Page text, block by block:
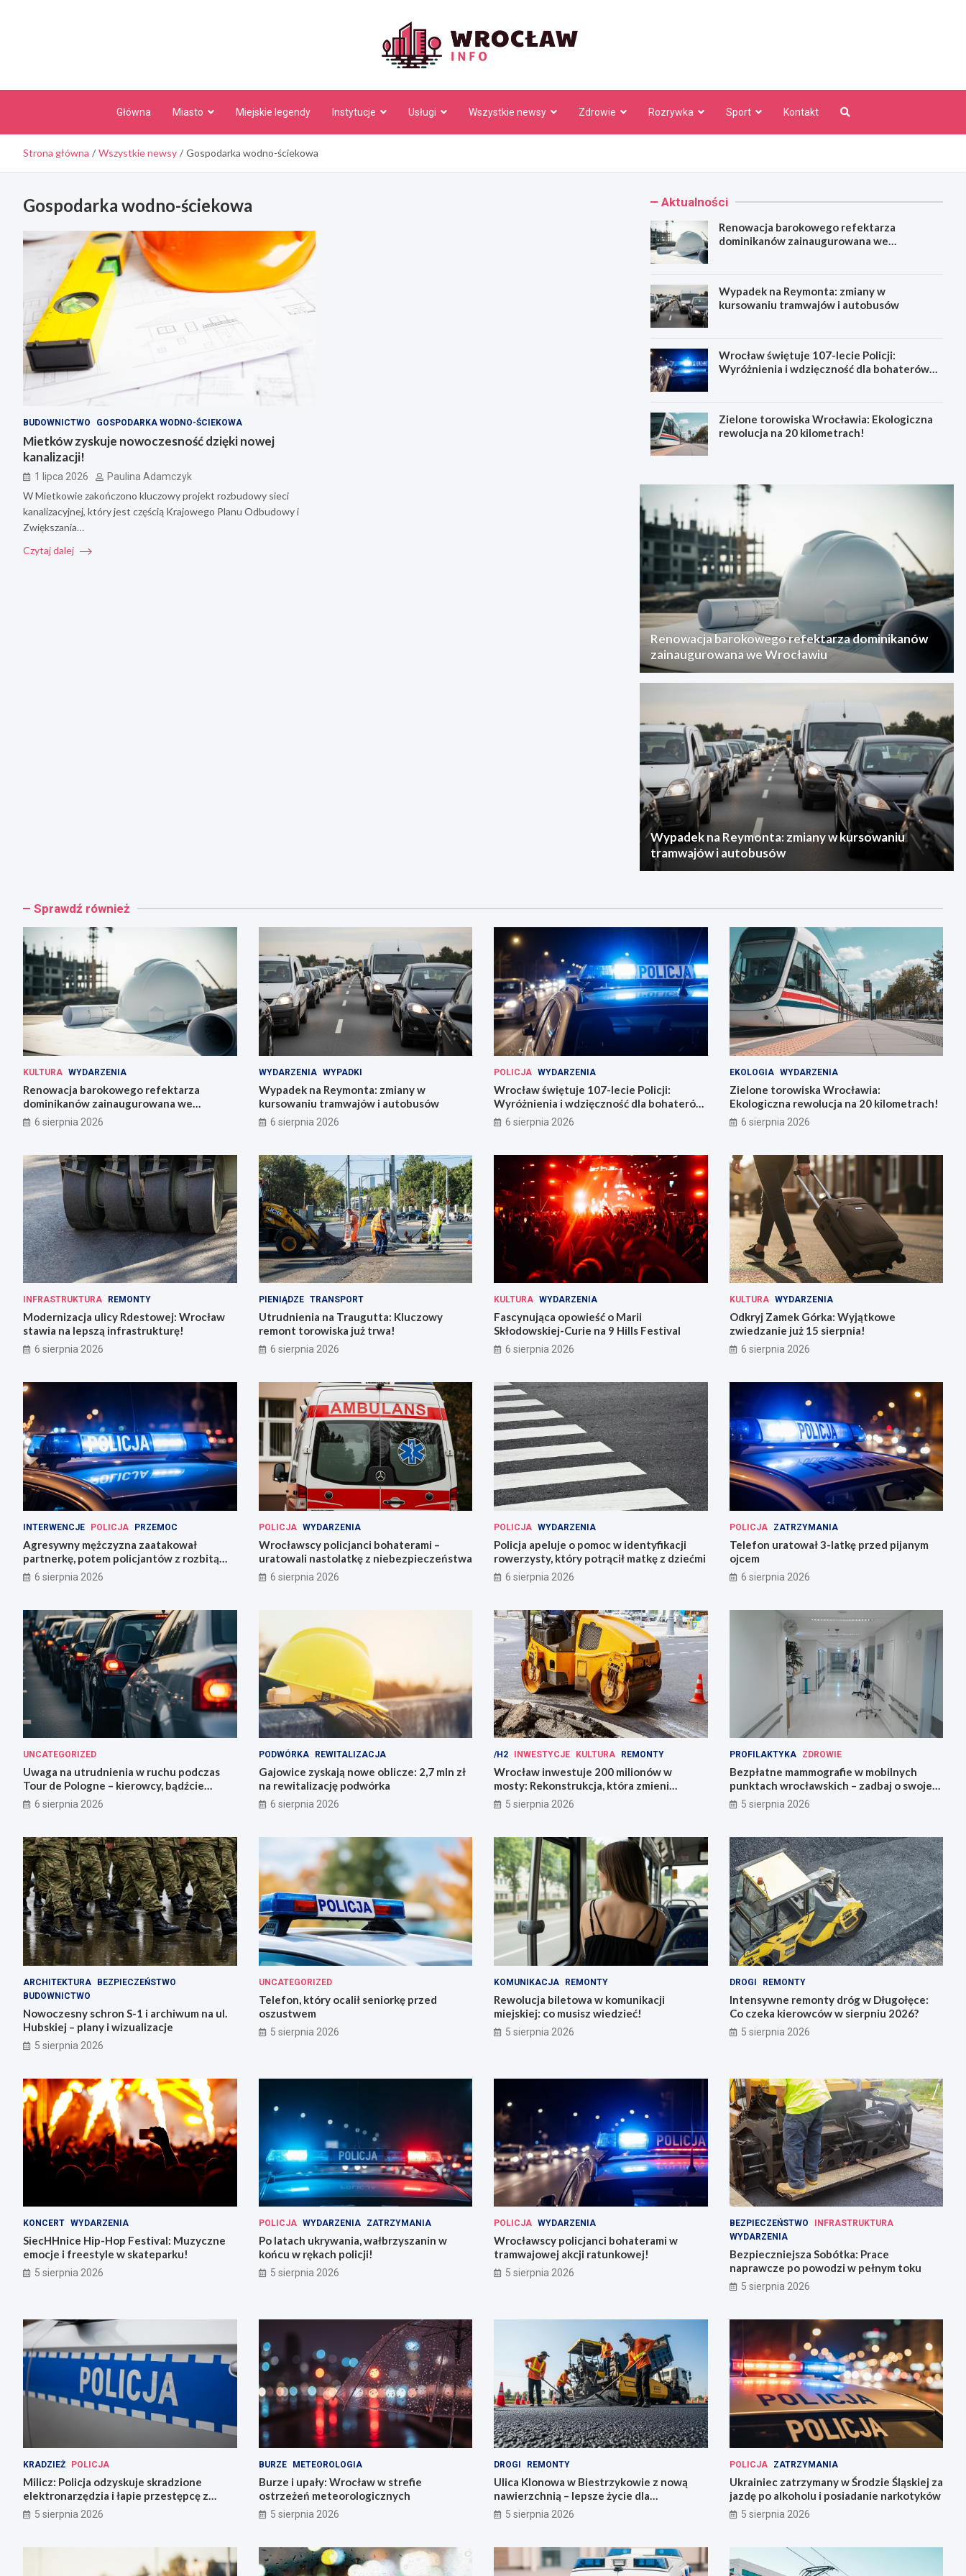
Główna Miasto Miejskie legendy Instytucje Usługi Wszystkie newsy Zdrowie Rozrywka Sport Kontakt
Strona główna Wszystkie newsy Gospodarka wodno-ściekowa
Gospodarka wodno-ściekowa
BUDOWNICTWO GOSPODARKA WODNO-ŚCIEKOWA
Mietków zyskuje nowoczesność dzięki nowej
kanalizacji!
1 lipca 2026 Paulina Adamczyk
W Mietkowie zakończono kluczowy projekt rozbudowy sieci
kanalizacyjnej, który jest częścią Krajowego Planu Odbudowy i
Zwiększania…
Czytaj dalej
Aktualności
Renowacja barokowego refektarza
dominikanów zainaugurowana we
Wypadek na Reymonta: zmiany w
kursowaniu tramwajów i autobusów
Wrocław świętuje 107-lecie Policji:
Wyróżnienia i wdzięczność dla bohaterów
Zielone torowiska Wrocławia: Ekologiczna
rewolucja na 20 kilometrach!
Renowacja barokowego refektarza dominikanów
zainaugurowana we Wrocławiu
Wypadek na Reymonta: zmiany w kursowaniu
tramwajów i autobusów
Sprawdź również
KULTURA WYDARZENIA
Renowacja barokowego refektarza
dominikanów zainaugurowana we
Wrocławiu
6 sierpnia 2026
WYDARZENIA WYPADKI
Wypadek na Reymonta: zmiany w
kursowaniu tramwajów i autobusów
6 sierpnia 2026
POLICJA WYDARZENIA
Wrocław świętuje 107-lecie Policji:
Wyróżnienia i wdzięczność dla bohaterów
codzienności
6 sierpnia 2026
EKOLOGIA WYDARZENIA
Zielone torowiska Wrocławia:
Ekologiczna rewolucja na 20 kilometrach!
6 sierpnia 2026
INFRASTRUKTURA REMONTY
Modernizacja ulicy Rdestowej: Wrocław
stawia na lepszą infrastrukturę!
6 sierpnia 2026
PIENIĄDZE TRANSPORT
Utrudnienia na Traugutta: Kluczowy
remont torowiska już trwa!
6 sierpnia 2026
KULTURA WYDARZENIA
Fascynująca opowieść o Marii
Skłodowskiej-Curie na 9 Hills Festival
6 sierpnia 2026
KULTURA WYDARZENIA
Odkryj Zamek Górka: Wyjątkowe
zwiedzanie już 15 sierpnia!
6 sierpnia 2026
INTERWENCJE POLICJA PRZEMOC
Agresywny mężczyzna zaatakował
partnerkę, potem policjantów z rozbitą
butelką
6 sierpnia 2026
POLICJA WYDARZENIA
Wrocławscy policjanci bohaterami –
uratowali nastolatkę z niebezpieczeństwa
6 sierpnia 2026
POLICJA WYDARZENIA
Policja apeluje o pomoc w identyfikacji
rowerzysty, który potrącił matkę z dziećmi
6 sierpnia 2026
POLICJA ZATRZYMANIA
Telefon uratował 3-latkę przed pijanym
ojcem
6 sierpnia 2026
UNCATEGORIZED
Uwaga na utrudnienia w ruchu podczas
Tour de Pologne – kierowcy, bądźcie
przygotowani!
6 sierpnia 2026
PODWÓRKA REWITALIZACJA
Gajowice zyskają nowe oblicze: 2,7 mln zł
na rewitalizację podwórka
6 sierpnia 2026
/H2 INWESTYCJE KULTURA REMONTY
Wrocław inwestuje 200 milionów w
mosty: Rekonstrukcja, która zmieni
miasto!
5 sierpnia 2026
PROFILAKTYKA ZDROWIE
Bezpłatne mammografie w mobilnych
punktach wrocławskich – zadbaj o swoje
zdrowie!
5 sierpnia 2026
ARCHITEKTURA
BEZPIECZEŃSTWO
BUDOWNICTWO
Nowoczesny schron S-1 i archiwum na ul.
Hubskiej – plany i wizualizacje
5 sierpnia 2026
UNCATEGORIZED
Telefon, który ocalił seniorkę przed
oszustwem
5 sierpnia 2026
KOMUNIKACJA REMONTY
Rewolucja biletowa w komunikacji
miejskiej: co musisz wiedzieć!
5 sierpnia 2026
DROGI REMONTY
Intensywne remonty dróg w Długołęce:
Co czeka kierowców w sierpniu 2026?
5 sierpnia 2026
KONCERT WYDARZENIA
SiecHHnice Hip-Hop Festival: Muzyczne
emocje i freestyle w skateparku!
5 sierpnia 2026
POLICJA WYDARZENIA ZATRZYMANIA
Po latach ukrywania, wałbrzyszanin w
końcu w rękach policji!
5 sierpnia 2026
POLICJA WYDARZENIA
Wrocławscy policjanci bohaterami w
tramwajowej akcji ratunkowej!
5 sierpnia 2026
BEZPIECZEŃSTWO
INFRASTRUKTURA
WYDARZENIA
Bezpieczniejsza Sobótka: Prace
naprawcze po powodzi w pełnym toku
5 sierpnia 2026
KRADZIEŻ POLICJA
Milicz: Policja odzyskuje skradzione
elektronarzędzia i łapie przestępcę z
narkotykami
5 sierpnia 2026
BURZE METEOROLOGIA
Burze i upały: Wrocław w strefie
ostrzeżeń meteorologicznych
5 sierpnia 2026
DROGI REMONTY
Ulica Klonowa w Biestrzykowie z nową
nawierzchnią – lepsze życie dla
mieszkańców!
5 sierpnia 2026
POLICJA ZATRZYMANIA
Ukrainiec zatrzymany w Środzie Śląskiej za
jazdę po alkoholu i posiadanie narkotyków
5 sierpnia 2026